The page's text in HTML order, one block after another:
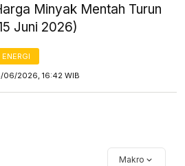
Minyak Mentah Turun
Juni 2026)
ENERGI
06/2026, 16:42 WIB
Makro